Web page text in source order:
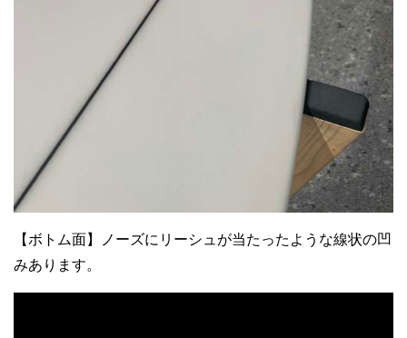
【ボトム面】ノーズにリーシュが当たったような線状の凹
みあります。